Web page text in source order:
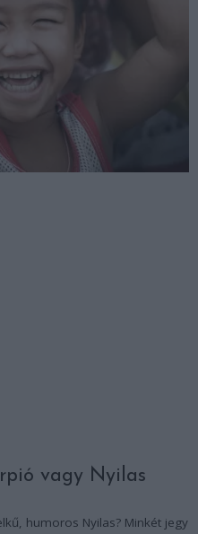
vagy Nyilas
humoros Nyilas? Minkét jegy